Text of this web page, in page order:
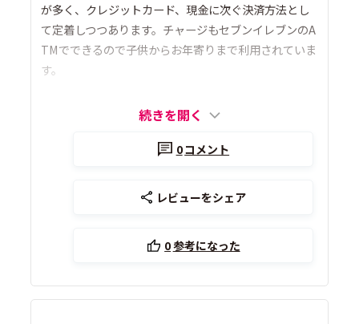
が多く、クレジットカード、現金に次ぐ決済方法とし
て定着しつつあります。チャージもセブンイレブンのA
TMでできるので子供からお年寄りまで利用されていま
す。
続きを開く
0コメント
レビューをシェア
0参考になった